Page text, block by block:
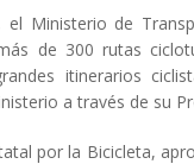
Ministerio de
de 300 rutas
itinerarios
a través de su
por la Bicicleta,